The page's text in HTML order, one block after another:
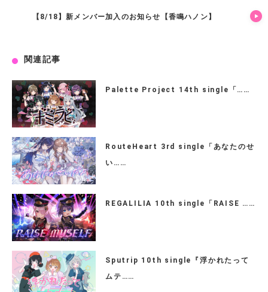
【8/18】新メンバー加入のお知らせ【香鳴ハノン】
関連記事
Palette Project 14th single「……
RouteHeart 3rd single「あなたのせ
い……
REGALILIA 10th single「RAISE ……
Sputrip 10th single『浮かれたって
ムテ……